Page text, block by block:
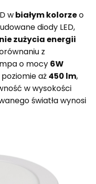
wbiałym kolorzeo
diody LED,
zużycia energii
z
o mocy 6W
aż 450 lm,
w wysokości
światła wynosi